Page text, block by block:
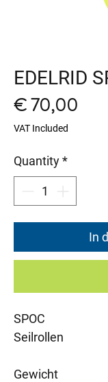
EDELRID
€ 70,00
VAT Included
Quantity*
In
SPOC
Seilrollen
Gewicht